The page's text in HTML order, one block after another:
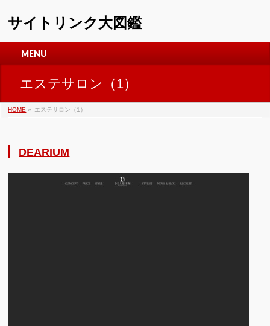
サイトリンク大図鑑
MENU
エステサロン（1）
HOME » エステサロン（1）
DEARIUM